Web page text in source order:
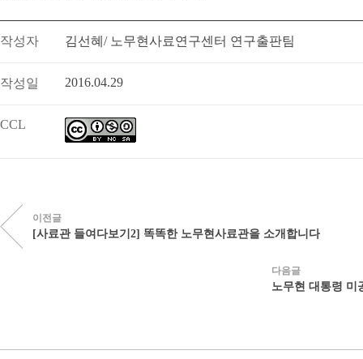
작성자 김선혜/ 노무현사료연구센터 연구출판팀
작성일 2016.04.29
CCL
이전글
[사료관 들여다보기2] 똑똑한 노무현사료관을 소개합니다
다음글
노무현 대통령 미